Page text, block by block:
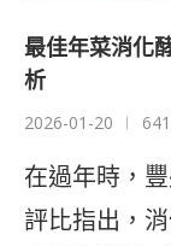
最佳年菜消化
析
2026-01-20
在過年時，
評比指出，